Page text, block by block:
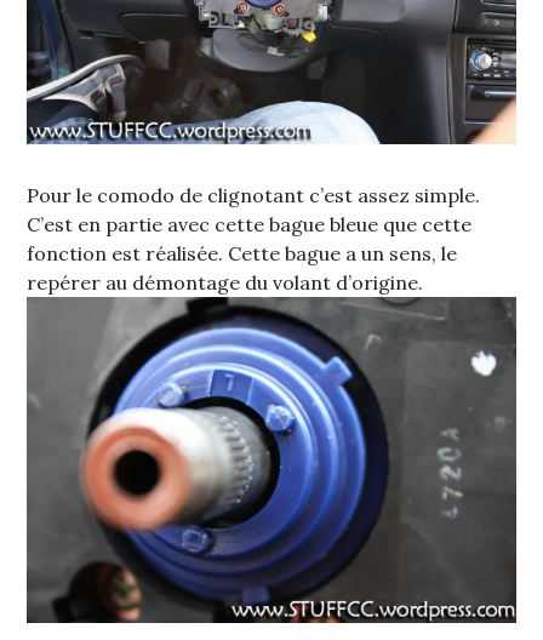
Pour le comodo de clignotant c’est assez simple.
C’est en partie avec cette bague bleue que cette
fonction est réalisée. Cette bague a un sens, le
repérer au démontage du volant d’origine.